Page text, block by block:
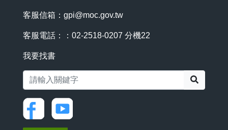
客服信箱： gpi@moc.gov.tw
客服電話：：02-2518-0207 分機22
我要找書